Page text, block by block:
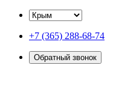
+7 (365) 288-68-74
Обратный звонок